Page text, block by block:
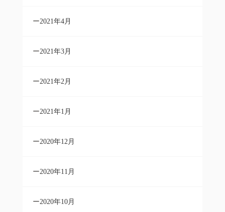
2021年4月
2021年3月
2021年2月
2021年1月
2020年12月
2020年11月
2020年10月